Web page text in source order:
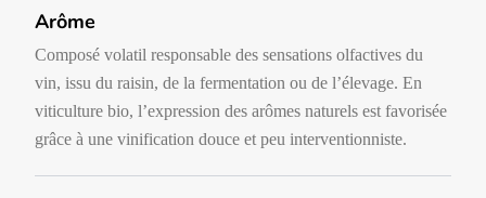
Arôme
Composé volatil responsable des sensations olfactives du
vin, issu du raisin, de la fermentation ou de l’élevage. En
viticulture bio, l’expression des arômes naturels est favorisée
grâce à une vinification douce et peu interventionniste.